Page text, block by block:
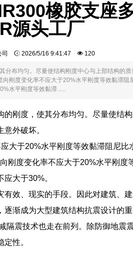
橡胶支座
源头工厂
司 2026/5/16 9:41:47 120
布均匀。尽量使结构刚度中心与上部结构的
刚度变化率不应大于20%水平刚度等效黏滞
水平刚度等效黏滞......
刚度，使其分布均匀。尽量使结
外破坏。
大于20%水平刚度等效黏滞阻尼比
刚度变化率不应大于20%水平刚度
大于30%。
效、现实的手段。因此对建筑、
渐成为大型建筑结构抗震设计的
震技术也走在前列。除防御地震
性。